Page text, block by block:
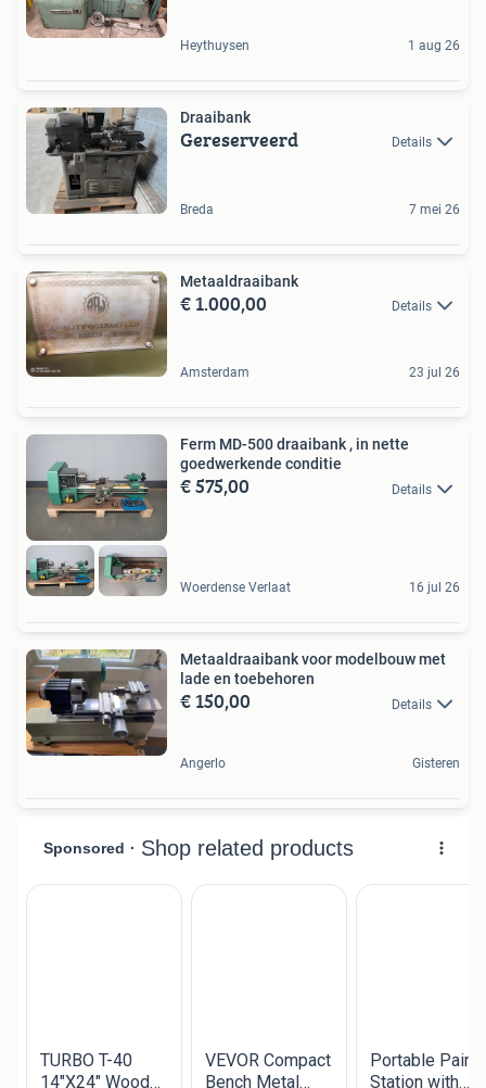
Heythuysen 1 aug 26
Draaibank
Gereserveerd Details
Breda 7 mei 26
Metaaldraaibank
€ 1.000,00 Details
Amsterdam 23 jul 26
Ferm MD-500 draaibank , in nette
goedwerkende conditie
€ 575,00 Details
Woerdense Verlaat 16 jul 26
Metaaldraaibank voor modelbouw met
lade en toebehoren
€ 150,00 Details
Angerlo Gisteren